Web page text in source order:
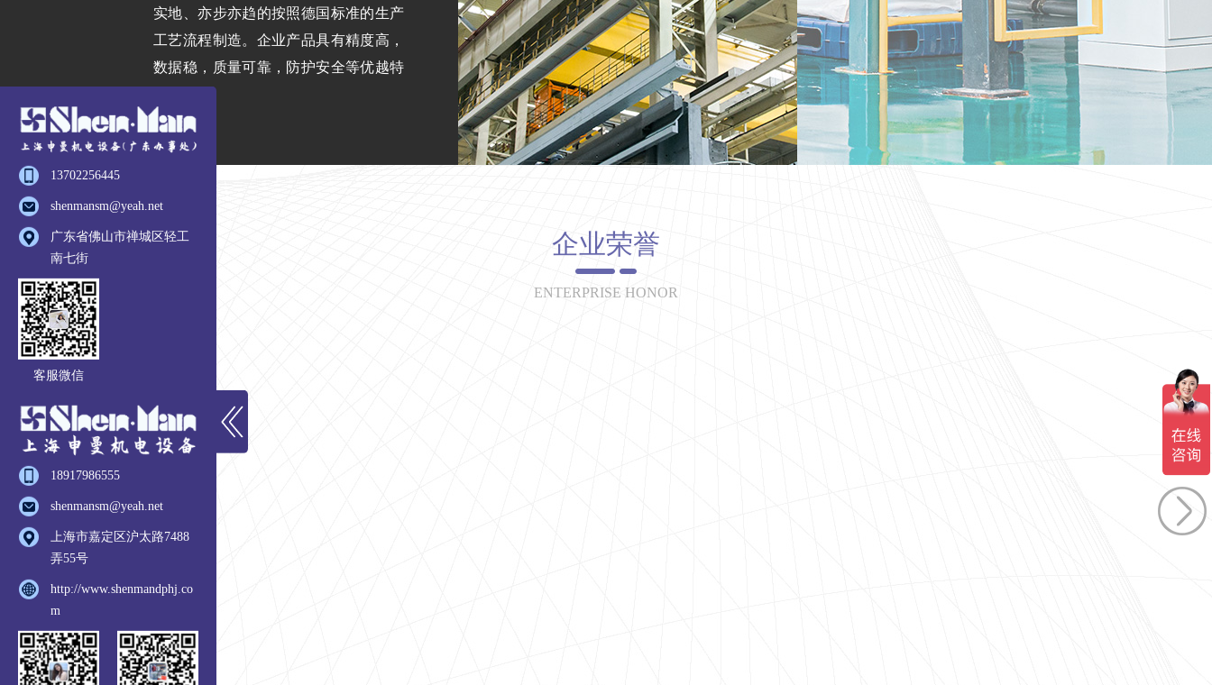
实地、亦步亦趋的按照德国标准的生产
工艺流程制造。企业产品具有精度高，
数据稳，质量可靠，防护安全等优越特
企业荣誉
ENTERPRISE HONOR
13702256445
shenmansm@yeah.net
广东省佛山市禅城区轻工
南七街
客服微信
18917986555
shenmansm@yeah.net
上海市嘉定区沪太路7488
弄55号
http://www.shenmandphj.co
m